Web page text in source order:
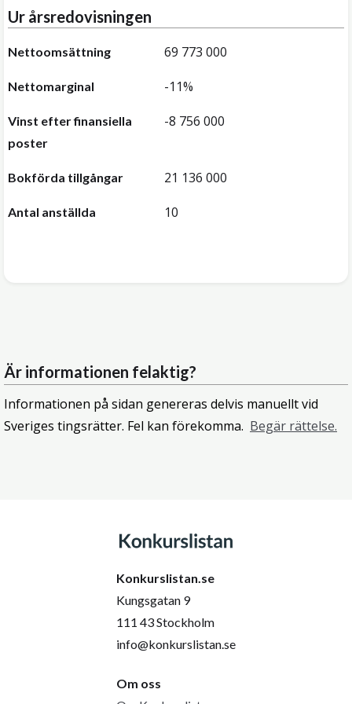
Ur årsredovisningen
Nettoomsättning 69 773 000
Nettomarginal -11%
Vinst efter finansiella
poster
-8 756 000
Bokförda tillgångar 21 136 000
Antal anställda 10
Är informationen felaktig?
Informationen på sidan genereras delvis manuellt vid
Sveriges tingsrätter. Fel kan förekomma. Begär rättelse.
Konkurslistan.se
Kungsgatan 9
111 43 Stockholm
info@konkurslistan.se
Om oss